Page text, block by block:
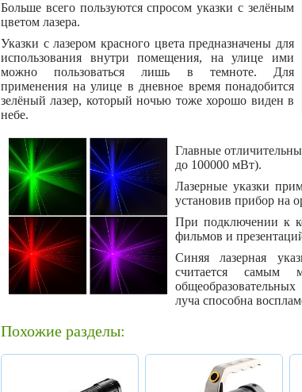
Больше всего пользуются спросом указки с зелёным
цветом лазера.
Указки с лазером красного цвета предназначены для
использования внутри помещения, на улице ими
можно пользоваться лишь в темноте. Для
применения на улице в дневное время понадобится
зелёный лазер, который ночью тоже хорошо виден в
небе.
Главные
до 100000 мВт).
Лазерные указки
установив прибор на
При подключении к
фильмов и
Синяя лазерная
считается самым
луча способна
Похожие разделы: